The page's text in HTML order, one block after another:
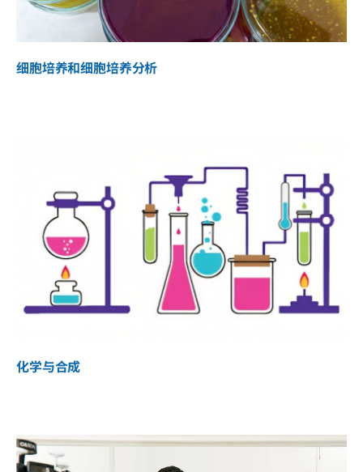
细胞培养和细胞培养分析
化学与合成